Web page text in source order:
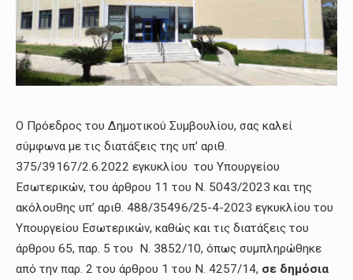
Ο Πρόεδρος του Δημοτικού Συμβουλίου, σας καλεί
σύμφωνα με τις διατάξεις της υπ’ αριθ.
375/39167/2.6.2022 εγκυκλίου του Υπουργείου
Εσωτερικών, του άρθρου 11 του Ν. 5043/2023 και της
ακόλουθης υπ’ αριθ. 488/35496/25-4-2023 εγκυκλίου του
Υπουργείου Εσωτερικών, καθώς και τις διατάξεις του
άρθρου 65, παρ. 5 του Ν. 3852/10, όπως συμπληρώθηκε
από την παρ. 2 του άρθρου 1 του Ν. 4257/14, σε δημόσια